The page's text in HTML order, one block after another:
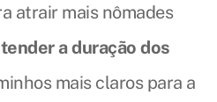
atrair mais nômades
a duração dos
mais claros para a